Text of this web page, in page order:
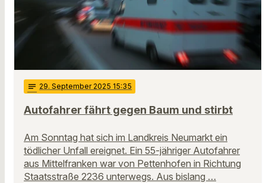
notes 29. September 2025 15:35
Autofahrer fährt gegen Baum und stirbt
Am Sonntag hat sich im Landkreis Neumarkt ein
tödlicher Unfall ereignet. Ein 55-jähriger Autofahrer
aus Mittelfranken war von Pettenhofen in Richtung
Staatsstraße 2236 unterwegs. Aus bislang …